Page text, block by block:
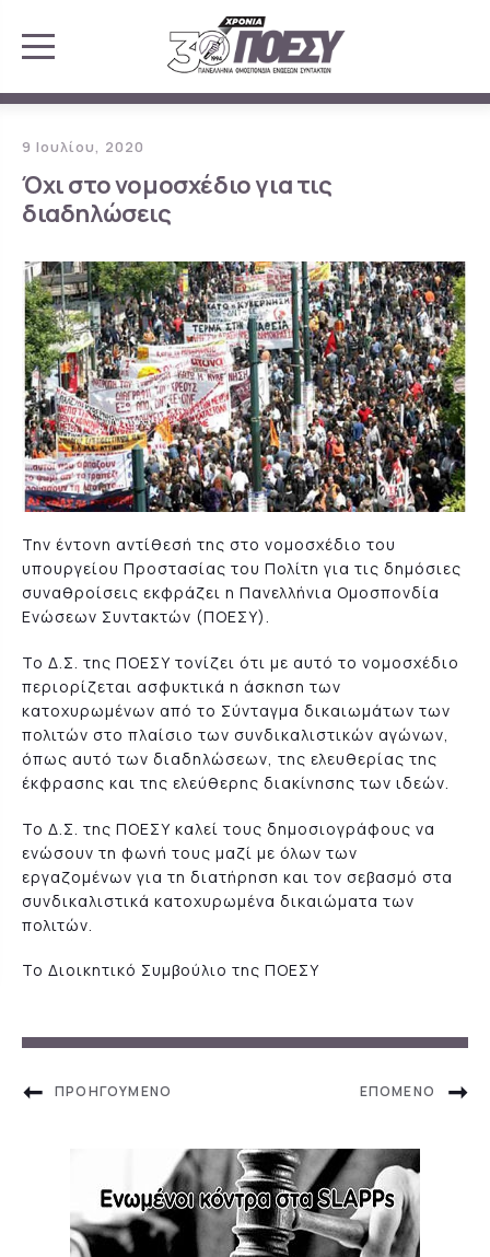
9 Ιουλίου, 2020
Όχι στο νομοσχέδιο για τις
διαδηλώσεις
Την έντονη αντίθεσή της στο νομοσχέδιο του
υπουργείου Προστασίας του Πολίτη για τις δημόσιες
συναθροίσεις εκφράζει η Πανελλήνια Ομοσπονδία
Ενώσεων Συντακτών (ΠΟΕΣΥ).
Το Δ.Σ. της ΠΟΕΣΥ τονίζει ότι με αυτό το νομοσχέδιο
περιορίζεται ασφυκτικά η άσκηση των
κατοχυρωμένων από το Σύνταγμα δικαιωμάτων των
πολιτών στο πλαίσιο των συνδικαλιστικών αγώνων,
όπως αυτό των διαδηλώσεων, της ελευθερίας της
έκφρασης και της ελεύθερης διακίνησης των ιδεών.
Το Δ.Σ. της ΠΟΕΣΥ καλεί τους δημοσιογράφους να
ενώσουν τη φωνή τους μαζί με όλων των
εργαζομένων για τη διατήρηση και τον σεβασμό στα
συνδικαλιστικά κατοχυρωμένα δικαιώματα των
πολιτών.
Το Διοικητικό Συμβούλιο της ΠΟΕΣΥ